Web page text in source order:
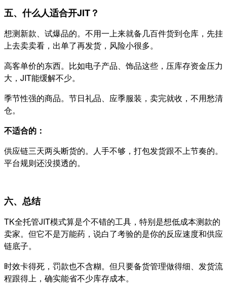
五、什么人适合开JIT？
想测新款、试爆品的。不用一上来就备几百件货到仓库，先挂
上去卖卖看，出单了再发货，风险小很多。
高客单价的东西。比如电子产品、饰品这些，压库存资金压力
大，JIT能缓解不少。
季节性强的商品。节日礼品、应季服装，卖完就收，不用愁清
仓。
不适合的：
供应链三天两头断货的。人手不够，打包发货跟不上节奏的。
平台规则还没摸透的。
六、总结
TK全托管JIT模式算是个不错的工具，特别是想低成本测款的
卖家。但它不是万能药，说白了考验的是你的反应速度和供应
链底子。
时效卡得死，罚款也不含糊。但只要备货管理做得细、发货流
程跟得上，确实能省不少库存成本。